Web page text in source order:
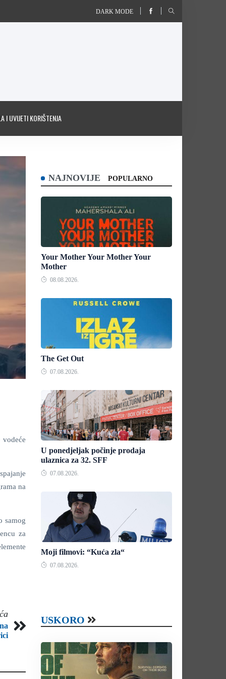
DARK MODE
I UVIJETI KORIŠTENJA
na
samog
za
NAJNOVIJE POPULARNO
Your Mother Your Mother Your
Mother
08.08.2026.
The Get Out
07.08.2026.
U ponedjeljak počinje prodaja
ulaznica za 32. SFF
07.08.2026.
Moji filmovi: “Kuća zla“
07.08.2026.
USKORO